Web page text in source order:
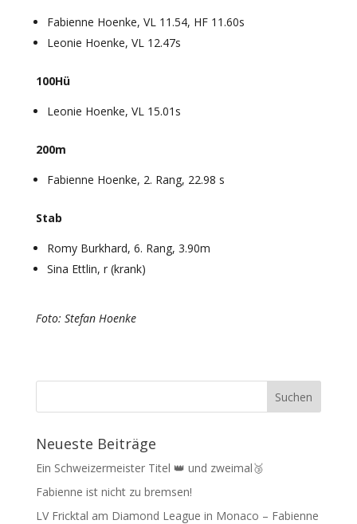
Fabienne Hoenke, VL 11.54, HF 11.60s
Leonie Hoenke, VL 12.47s
100Hü
Leonie Hoenke, VL 15.01s
200m
Fabienne Hoenke, 2. Rang, 22.98 s
Stab
Romy Burkhard, 6. Rang, 3.90m
Sina Ettlin, r (krank)
Foto: Stefan Hoenke
Neueste Beiträge
Ein Schweizermeister Titel 👑 und zweimal🥉
Fabienne ist nicht zu bremsen!
LV Fricktal am Diamond League in Monaco – Fabienne